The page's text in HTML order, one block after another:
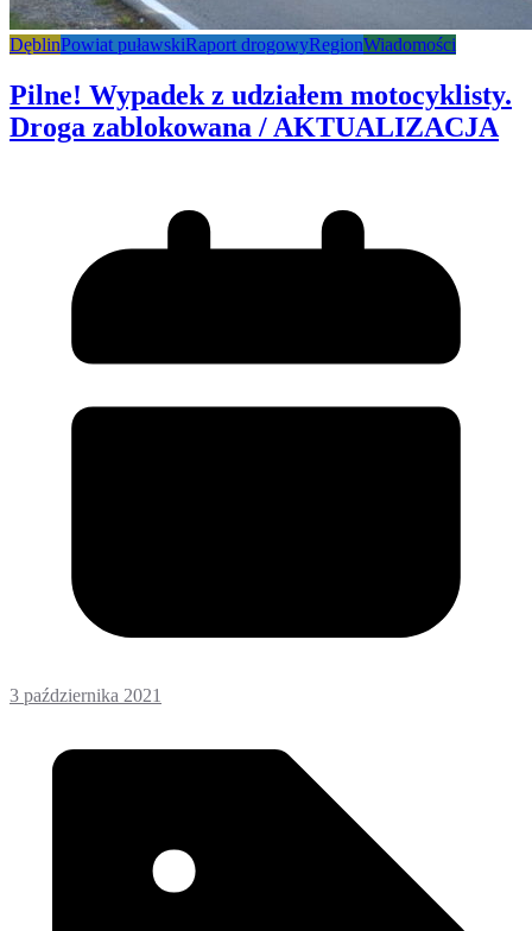
DęblinPowiat puławskiRaport drogowyRegionWiadomości
Pilne! Wypadek z udziałem motocyklisty.
Droga zablokowana / AKTUALIZACJA
3 października 2021